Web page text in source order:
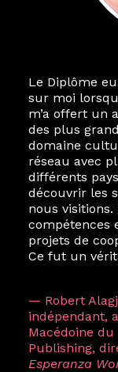
Le Diplôme
sur moi
m’a offert un
des plus
domaine
réseau avec
différents
découvrir les
nous visitions.
compétences
projets de
Ce fut un
— Robert
indépendant,
Macédoine
Publishing,
Esperanza